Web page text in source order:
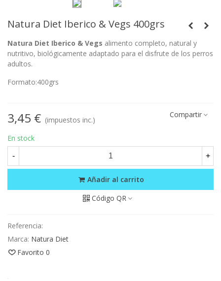
Natura Diet Iberico & Vegs 400grs
Natura Diet Iberico & Vegs alimento completo, natural y
nutritivo, biológicamente adaptado para el disfrute de los perros
adultos.
Formato:400grs
3,45 € (impuestos inc.)
Compartir
En stock
- +
Añadir al carrito
Código QR
Referencia:
Marca: Natura Diet
Favorito 0